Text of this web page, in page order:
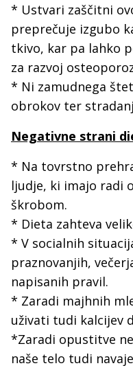
* Ustvari zaščitni
preprečuje izgubo
tkivo, kar pa lahko
za razvoj
* Ni zamudnega
obrokov ter
Negativne strani
* Na tovrstno
ljudje, ki imajo radi
škrobom.
* Dieta zahteva
* V socialnih
praznovanjih,
napisanih pravil.
* Zaradi majhnih
uživati tudi kalcijev
*Zaradi opustitve
naše telo tudi